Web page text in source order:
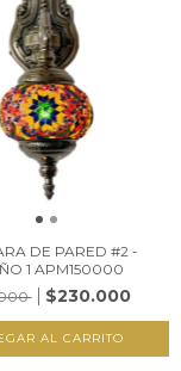
DE PARED #2 -
1 APM150000
$230.000